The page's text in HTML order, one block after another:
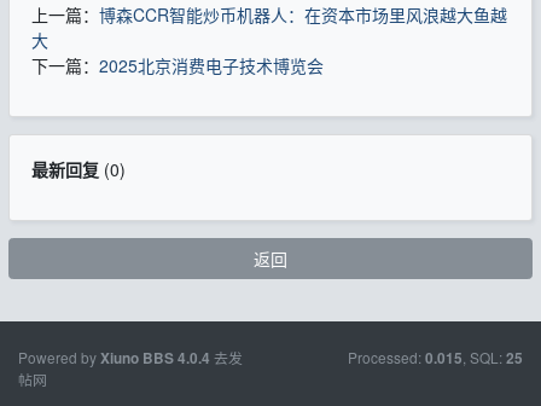
上一篇： 博森CCR智能炒币机器人：在资本市场里风浪越大鱼越
大
下一篇： 2025北京消费电子技术博览会
最新回复(0)
返回
Powered byXiuno BBS4.0.4 去发
帖网
Processed: 0.015 , SQL: 25